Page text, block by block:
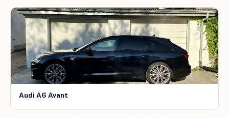
Audi A6 Avant